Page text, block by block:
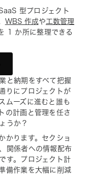
型プロジェクト
WBS 作成や工数管理
1 か所に整理できる
と納期をすべて把握
りにプロジェクトが
ムーズに進むと誰も
の計画と管理を任さ
うか？
かります。セクショ
関係者への情報配布
す。プロジェクト計
備作業を大幅に削減